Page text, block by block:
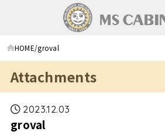
HOME groval
Attachments
2023.12.03
groval